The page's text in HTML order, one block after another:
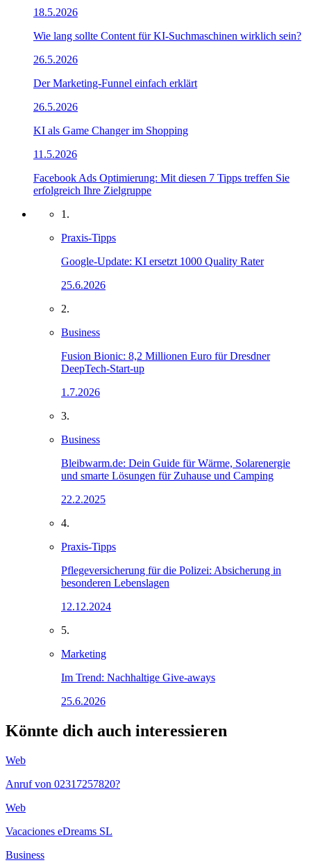
18.5.2026
Wie lang sollte Content für KI-Suchmaschinen wirklich sein?
26.5.2026
Der Marketing-Funnel einfach erklärt
26.5.2026
KI als Game Changer im Shopping
11.5.2026
Facebook Ads Optimierung: Mit diesen 7 Tipps treffen Sie
erfolgreich Ihre Zielgruppe
1.
Praxis-Tipps
Google-Update: KI ersetzt 1000 Quality Rater
25.6.2026
2.
Business
Fusion Bionic: 8,2 Millionen Euro für Dresdner
DeepTech-Start-up
1.7.2026
3.
Business
Bleibwarm.de: Dein Guide für Wärme, Solarenergie
und smarte Lösungen für Zuhause und Camping
22.2.2025
4.
Praxis-Tipps
Pflegeversicherung für die Polizei: Absicherung in
besonderen Lebenslagen
12.12.2024
5.
Marketing
Im Trend: Nachhaltige Give-aways
25.6.2026
Könnte dich auch interessieren
Web
Anruf von 02317257820?
Web
Vacaciones eDreams SL
Business